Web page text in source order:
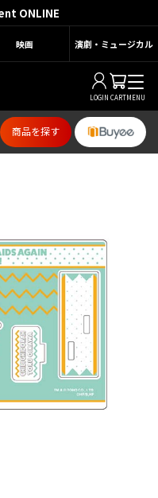
ONLINE
映画 演劇・ミュージカル
LOGIN CARTMENU
商品を探す